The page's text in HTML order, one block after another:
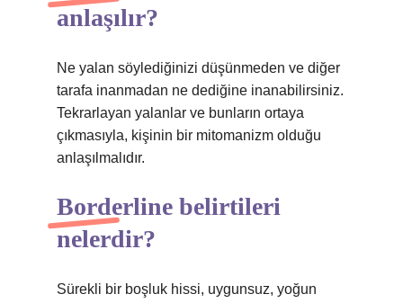
anlaşılır?
Ne yalan söylediğinizi düşünmeden ve diğer
tarafa inanmadan ne dediğine inanabilirsiniz.
Tekrarlayan yalanlar ve bunların ortaya
çıkmasıyla, kişinin bir mitomanizm olduğu
anlaşılmalıdır.
Borderline belirtileri
nelerdir?
Sürekli bir boşluk hissi, uygunsuz, yoğun